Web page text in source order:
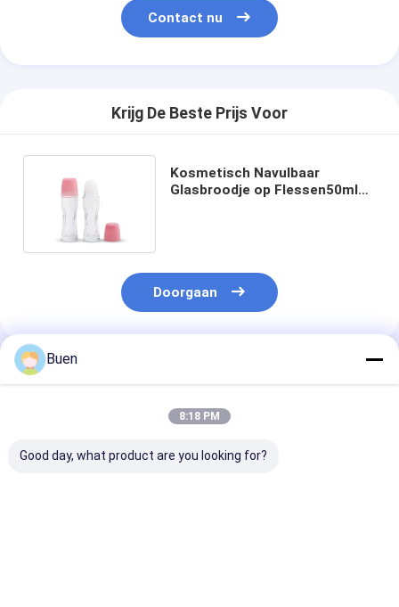
Contact nu
Krijg De Beste Prijs Voor
Kosmetisch Navulbaar
Glasbroodje op Flessen50ml
Doorgaan
Geadviseerde Producten
Buen
8:18 PM
Good day, what product are you looking for?